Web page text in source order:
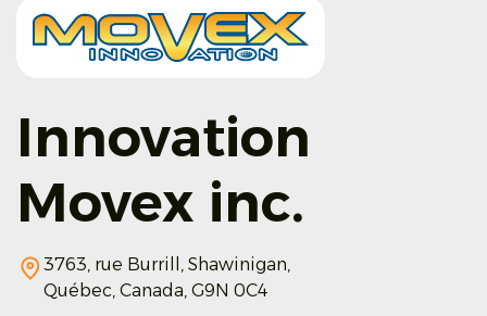
Innovation
Movex inc.
3763, rue Burrill, Shawinigan,
Québec, Canada, G9N 0C4